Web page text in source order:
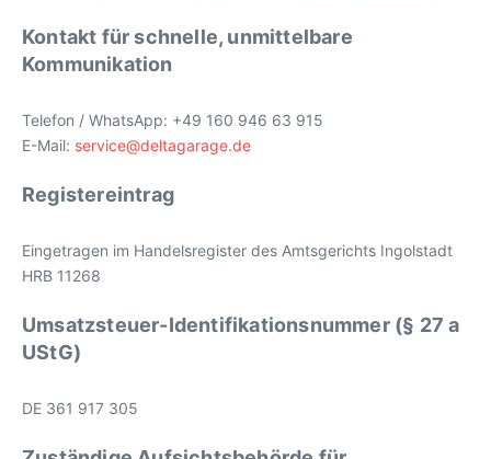
Kontakt für schnelle, unmittelbare
Kommunikation
Telefon / WhatsApp: +49 160 946 63 915
E-Mail: service@deltagarage.de
Registereintrag
Eingetragen im Handelsregister des Amtsgerichts Ingolstadt
HRB 11268
Umsatzsteuer-Identifikationsnummer (§ 27 a
UStG)
DE 361 917 305